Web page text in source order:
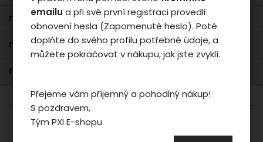
emailu a při své první registraci provedli
obnovení hesla (Zapomenuté heslo). Poté
doplňte do svého profilu potřebné údaje, a
můžete pokračovat v nákupu, jak jste zvyklí.
Přejeme vám příjemný a pohodlný nákup!
S pozdravem,
Tým PXI E-shopu
nejlevnější
nejprodávanější
nejdražší
cookies a budeme tak moci předat
údaje o používání našeho webu za
účelem zobrazení cílené reklamy v
reklamních a sociálních sítích případně
Podrobné nastavení